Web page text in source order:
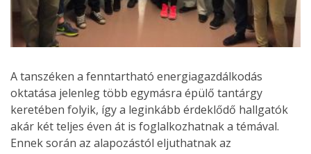
A tanszéken a fenntartható energiagazdálkodás
oktatása jelenleg több egymásra épülő tantárgy
keretében folyik, így a leginkább érdeklődő hallgatók
akár két teljes éven át is foglalkozhatnak a témával.
Ennek során az alapozástól eljuthatnak az